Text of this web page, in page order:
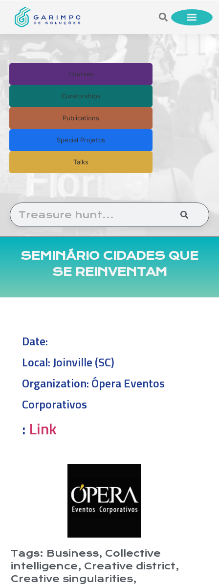
Courses
Curatorships
Publications
Special Projetcs
Talks
SEMINÁRIO CIDADES QUE
SE REINVENTAM
Tags: Business, Collective
intelligence, Creative district,
Creative singularities,
Date:
Local:Joinville (SC)
Organization:Ópera Eventos
Corporativos
: Link